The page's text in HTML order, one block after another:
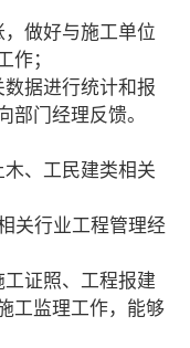
做好与施工单位
作；
据进行统计和报
部门经理反馈。
、工民建类相关
关行业工程管理经
证照、工程报建
工监理工作，能够